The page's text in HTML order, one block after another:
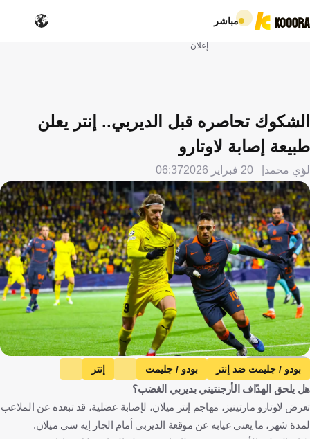
مباشر
إعلان
الشكوك تحاصره قبل الديربي.. إنتر يعلن
طبيعة إصابة لاوتارو
لؤي محمد 20 فبراير 2026 06:37
Getty Images
بودو / جليمت ضد إنتر بودو / جليمت
إنتر
دوري أبطال أوروبا
ميلان ضد إنتر ميلان
لاوتارو مارتينيز
النرويج إيطاليا الأرجنتين كرة قدم
هل يلحق الهدّاف الأرجنتيني بديربي الغضب؟
تعرض لاوتارو مارتينيز، مهاجم إنتر ميلان، لإصابة عضلية، قد تبعده عن الملاعب
لمدة شهر، ما يعني غيابه عن موقعة الديربي أمام الجار إيه سي ميلان.